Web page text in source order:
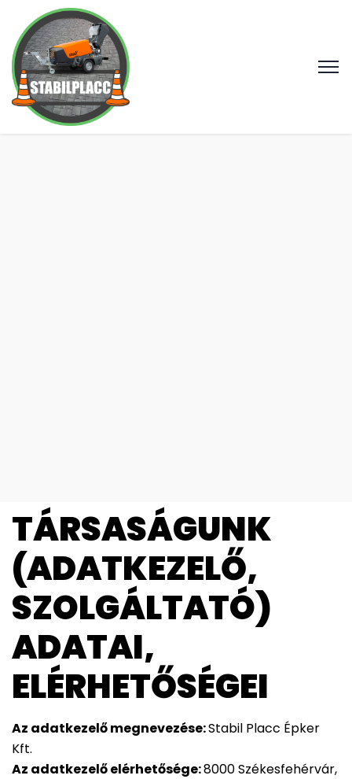
TÁRSASÁGUNK
(ADATKEZELŐ,
SZOLGÁLTATÓ)
ADATAI,
ELÉRHETŐSÉGEI
Az adatkezelő megnevezése:Stabil Placc Épker
Kft.
Az adatkezelő elérhetősége:8000 Székesfehérvár,